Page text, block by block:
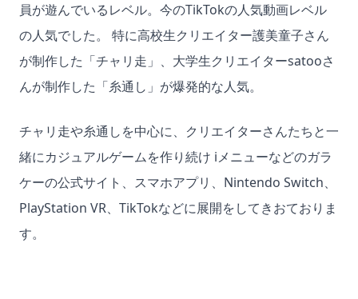
員が遊んでいるレベル。今のTikTokの人気動画レベル
の人気でした。 特に高校生クリエイター護美童子さん
が制作した「チャリ走」、大学生クリエイターsatooさ
んが制作した「糸通し」が爆発的な人気。
チャリ走や糸通しを中心に、クリエイターさんたちと一
緒にカジュアルゲームを作り続け iメニューなどのガラ
ケーの公式サイト、スマホアプリ、Nintendo Switch、
PlayStation VR、TikTokなどに展開をしてきおておりま
す。